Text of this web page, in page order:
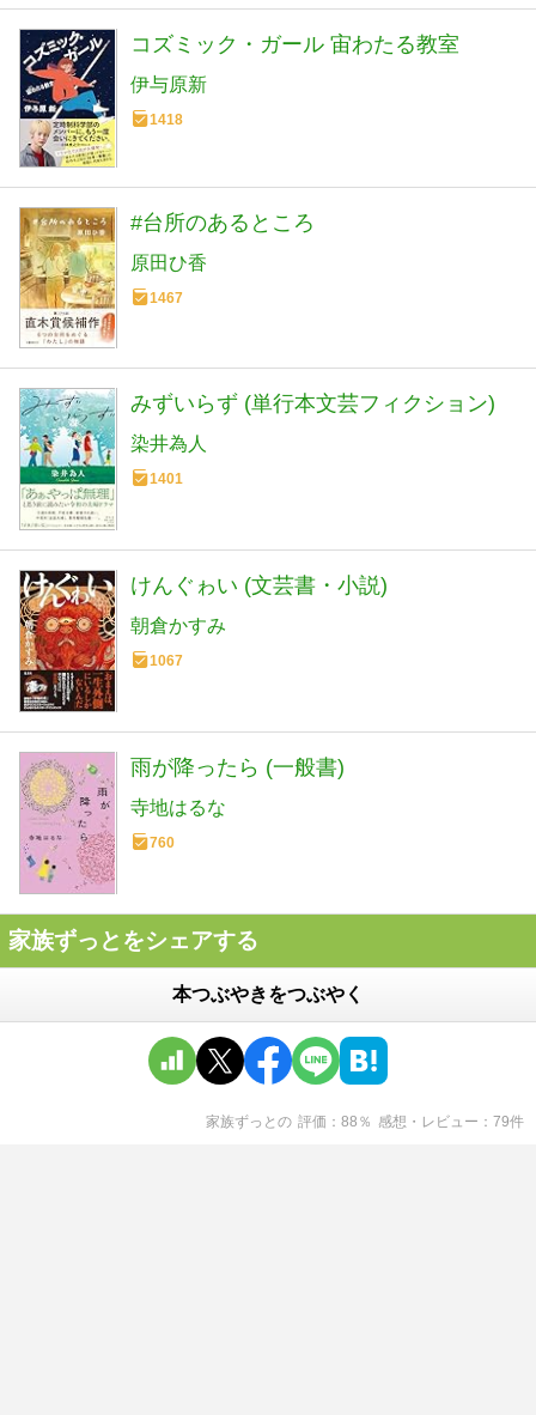
コズミック・ガール 宙わたる教室
伊与原新
1418
#台所のあるところ
原田ひ香
1467
みずいらず (単行本文芸フィクション)
染井為人
1401
けんぐゎい (文芸書・小説)
朝倉かすみ
1067
雨が降ったら (一般書)
寺地はるな
760
家族ずっとをシェアする
本つぶやきをつぶやく
家族ずっと の 評価 88 ％ 感想・レビュー 79件